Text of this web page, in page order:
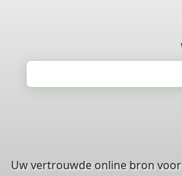
Uw vertrouwde online bron